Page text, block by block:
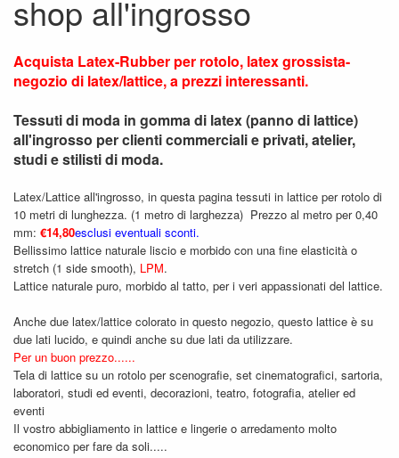
shop all'ingrosso
Acquista Latex-Rubber per rotolo, latex grossista-
negozio di latex/lattice, a prezzi interessanti.
Tessuti di moda in gomma di latex (panno di lattice)
all'ingrosso per clienti commerciali e privati, atelier,
studi e stilisti di moda.
Latex/Lattice all'ingrosso, in questa pagina tessuti in lattice per rotolo di
10 metri di lunghezza. (1 metro di larghezza) Prezzo al metro per 0,40
mm: €14,80esclusi eventuali sconti.
Bellissimo lattice naturale liscio e morbido con una fine elasticità o
stretch (1 side smooth), LPM.
Lattice naturale puro, morbido al tatto, per i veri appassionati del lattice.
Anche due latex/lattice colorato in questo negozio, questo lattice è su
due lati lucido, e quindi anche su due lati da utilizzare.
Per un buon prezzo......
Tela di lattice su un rotolo per scenografie, set cinematografici, sartoria,
laboratori, studi ed eventi, decorazioni, teatro, fotografia, atelier ed
eventi
Il vostro abbigliamento in lattice e lingerie o arredamento molto
economico per fare da soli.....